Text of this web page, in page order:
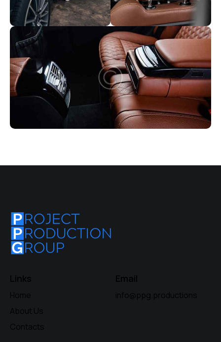
Links
Home
About Us
Contacts
Email
info@ppg.productions